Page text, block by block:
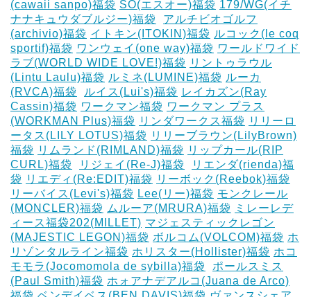
(cawaii sanpo)福袋 SO(エスオー)福袋 179/WG(イチ
ナナキュウダブルジー)福袋
アルチビオゴルフ
(archivio)福袋 イトキン(ITOKIN)福袋 ルコック(le coq
sportif)福袋 ワンウェイ(one way)福袋 ワールドワイド
ラブ(WORLD WIDE LOVE!)福袋 リントゥラウル
(Lintu Laulu)福袋 ルミネ(LUMINE)福袋 ルーカ
(RVCA)福袋
ルイス(Lui's)福袋 レイカズン(Ray
Cassin)福袋 ワークマン福袋 ワークマン プラス
(WORKMAN Plus)福袋 リンダワークス福袋 リリーロ
ータス(LILY LOTUS)福袋 リリーブラウン(LilyBrown)
福袋 リムランド(RIMLAND)福袋 リップカール(RIP
CURL)福袋
リジェイ(Re-J)福袋
リエンダ(rienda)福
袋 リエディ(Re:EDIT)福袋 リーボック(Reebok)福袋
リーバイス(Levi's)福袋 Lee(リー)福袋 モンクレール
(MONCLER)福袋 ムルーア(MRURA)福袋
ミレーレデ
ィース福袋202(MILLET) マジェスティックレゴン
(MAJESTIC LEGON)福袋 ボルコム(VOLCOM)福袋 ホ
リゾンタルライン福袋 ホリスター(Hollister)福袋 ホコ
モモラ(Jocomomola de sybilla)福袋
ポールスミス
(Paul Smith)福袋 ホォアナデアルコ(Juana de Arco)